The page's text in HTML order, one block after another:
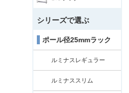
シリーズで選ぶ
ポール径25mmラック
ルミナスレギュラー
ルミナススリム